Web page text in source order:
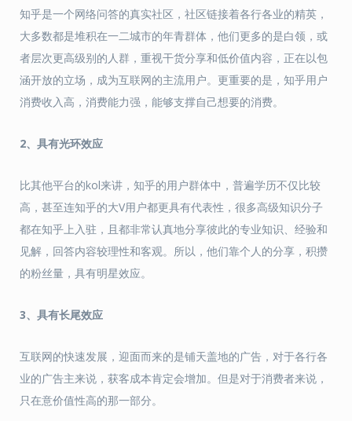
知乎是一个网络问答的真实社区，社区链接着各行各业的精英，
大多数都是堆积在一二城市的年青群体，他们更多的是白领，或
者层次更高级别的人群，重视干货分享和低价值内容，正在以包
涵开放的立场，成为互联网的主流用户。更重要的是，知乎用户
消费收入高，消费能力强，能够支撑自己想要的消费。
2、具有光环效应
比其他平台的kol来讲，知乎的用户群体中，普遍学历不仅比较
高，甚至连知乎的大V用户都更具有代表性，很多高级知识分子
都在知乎上入驻，且都非常认真地分享彼此的专业知识、经验和
见解，回答内容较理性和客观。所以，他们靠个人的分享，积攒
的粉丝量，具有明星效应。
3、具有长尾效应
互联网的快速发展，迎面而来的是铺天盖地的广告，对于各行各
业的广告主来说，获客成本肯定会增加。但是对于消费者来说，
只在意价值性高的那一部分。